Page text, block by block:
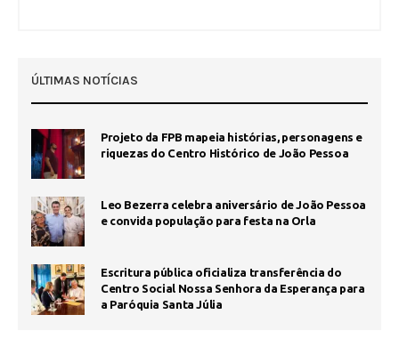
ÚLTIMAS NOTÍCIAS
Projeto da FPB mapeia histórias, personagens e
riquezas do Centro Histórico de João Pessoa
Leo Bezerra celebra aniversário de João Pessoa
e convida população para festa na Orla
Escritura pública oficializa transferência do
Centro Social Nossa Senhora da Esperança para
a Paróquia Santa Júlia